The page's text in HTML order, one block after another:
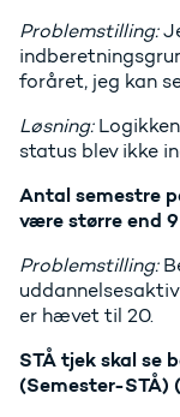
Problemstilling:
foråret, jeg kan
Løsning:
status blev ikke
Antal semestre
være større end 9
Problemstilling:
er hævet til 20.
STÅ tjek skal se
(Semester-STÅ)